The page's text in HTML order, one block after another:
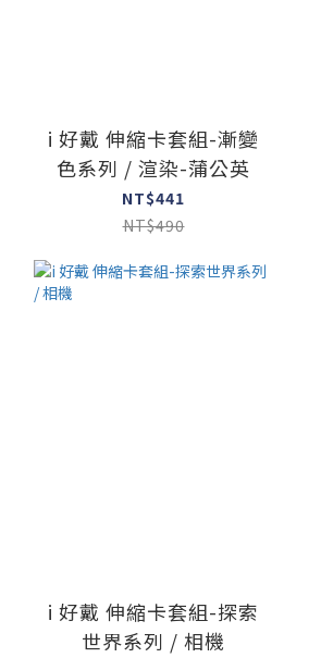
i 好戴 伸縮卡套組-漸變
色系列 / 渲染-蒲公英
NT$441
NT$490
i 好戴 伸縮卡套組-探索
世界系列 / 相機